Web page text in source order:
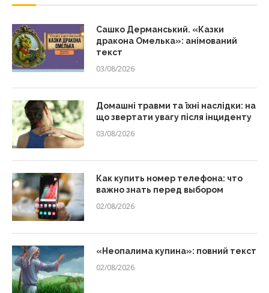
Сашко Дерманський. «Казки
дракона Омелька»: анімований
текст
03/08/2026
Домашні травми та їхні наслідки: на
що звертати увагу після інциденту
03/08/2026
Как купить номер телефона: что
важно знать перед выбором
02/08/2026
«Неопалима купина»: повний текст
02/08/2026